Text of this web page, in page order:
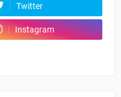
Twitter
Instagram